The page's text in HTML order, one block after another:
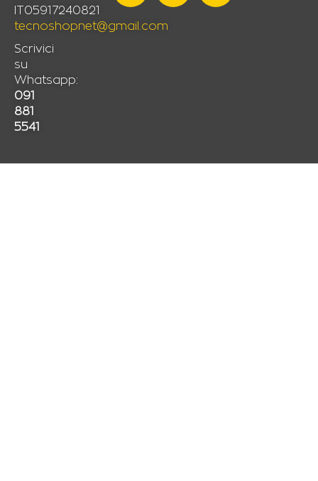
IT05917240821
tecnoshopnet@gmail.com
Scrivici
su
Whatsapp:
091
881
5541
e